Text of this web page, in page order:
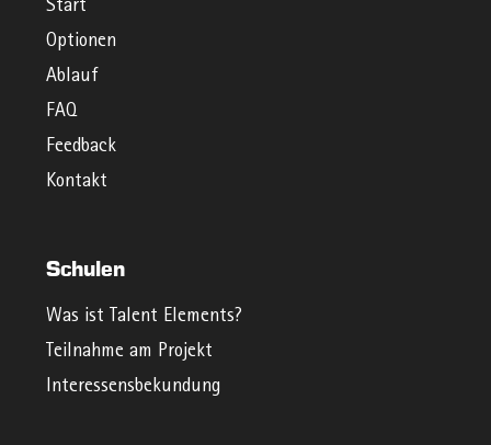
Start
Optionen
Ablauf
FAQ
Feedback
Kontakt
Schulen
Was ist Talent Elements?
Teilnahme am Projekt
Interessensbekundung